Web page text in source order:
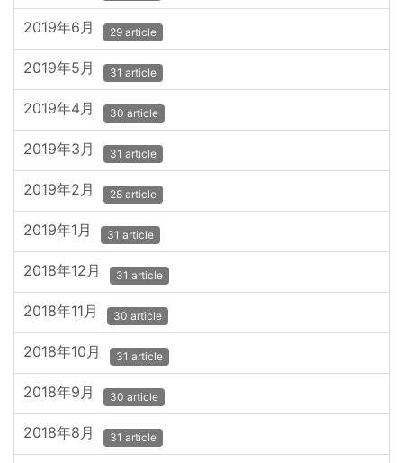
2019年6月 29 article
2019年5月 31 article
2019年4月 30 article
2019年3月 31 article
2019年2月 28 article
2019年1月 31 article
2018年12月 31 article
2018年11月 30 article
2018年10月 31 article
2018年9月 30 article
2018年8月 31 article